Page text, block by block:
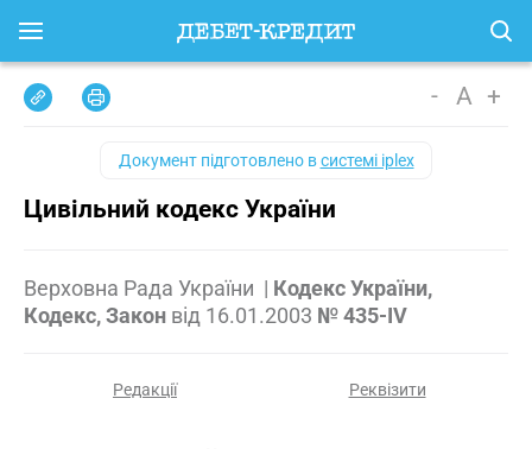
- A +
Документ підготовлено всистемі iplex
Цивільний кодекс України
Верховна Рада України | Кодекс України,
Кодекс, Закон від 16.01.2003 № 435-IV
Редакції Реквізити